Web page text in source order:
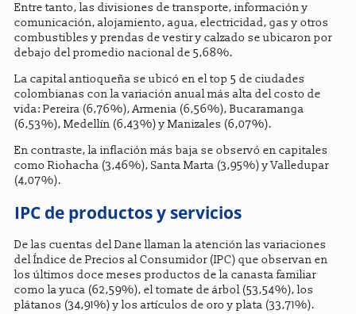
Entre tanto, las divisiones de transporte, información y
comunicación, alojamiento, agua, electricidad, gas y otros
combustibles y prendas de vestir y calzado se ubicaron por
debajo del promedio nacional de 5,68%.
La capital antioqueña se ubicó en el top 5 de ciudades
colombianas con la variación anual más alta del costo de
vida: Pereira (6,76%), Armenia (6,56%), Bucaramanga
(6,53%), Medellín (6,43%) y Manizales (6,07%).
En contraste, la inflación más baja se observó en capitales
como Riohacha (3,46%), Santa Marta (3,95%) y Valledupar
(4,07%).
IPC de productos y servicios
De las cuentas del Dane llaman la atención las variaciones
del Índice de Precios al Consumidor (IPC) que observan en
los últimos doce meses productos de la canasta familiar
como la yuca (62,59%), el tomate de árbol (53,54%), los
plátanos (34,91%) y los artículos de oro y plata (33,71%).